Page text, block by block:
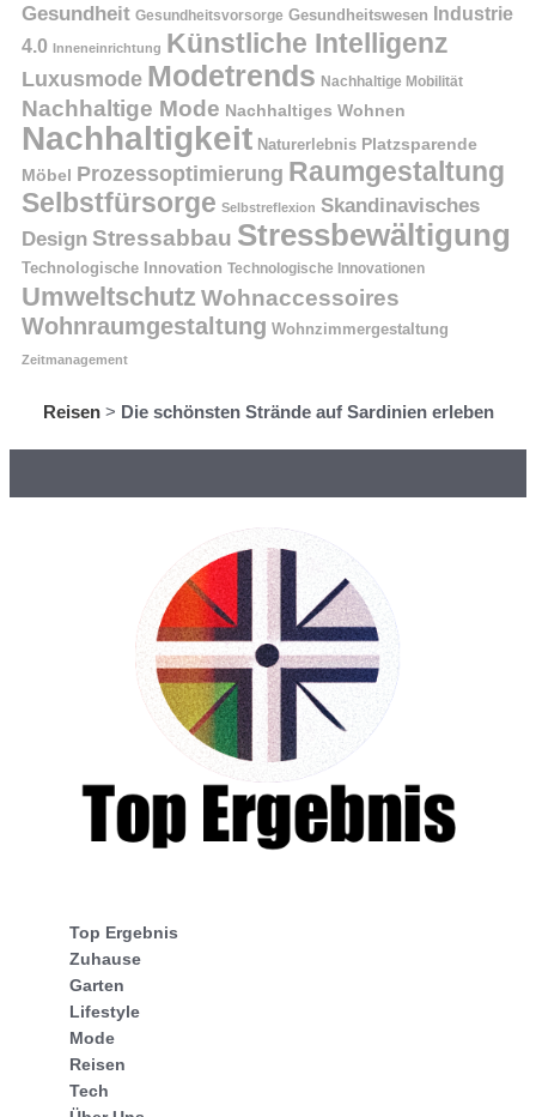
Gesundheit Gesundheitsvorsorge Gesundheitswesen Industrie
4.0 Inneneinrichtung Künstliche Intelligenz
Luxusmode Modetrends Nachhaltige Mobilität
Nachhaltige Mode Nachhaltiges Wohnen
Nachhaltigkeit Naturerlebnis Platzsparende
Möbel
Prozessoptimierung Raumgestaltung
Selbstfürsorge Selbstreflexion Skandinavisches
Design Stressabbau Stressbewältigung
Technologische Innovation Technologische Innovationen
Umweltschutz Wohnaccessoires
Wohnraumgestaltung Wohnzimmergestaltung
Zeitmanagement
Reisen> Die schönsten Strände auf Sardinien erleben
Top Ergebnis
Zuhause
Garten
Lifestyle
Mode
Reisen
Tech